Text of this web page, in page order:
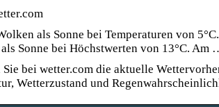
als Sonne bei Temperaturen von
Sonne bei Höchstwerten von 13°C. Am
bei wetter.com die aktuelle
Wetterzustand und